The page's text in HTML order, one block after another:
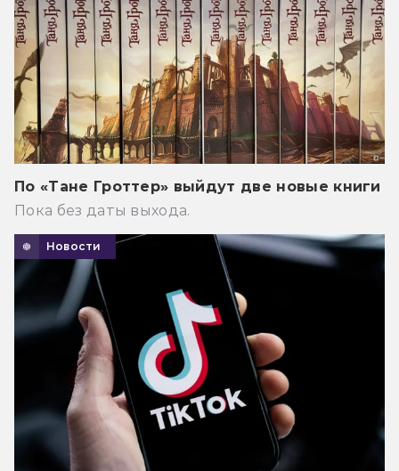
По «Тане Гроттер» выйдут две новые книги
Пока без даты выхода.
Новости